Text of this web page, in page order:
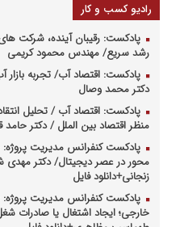
رادیو کسب و کار
پادکست: رقیبان آینده، شرکت
رشد سریع/ مهندس محمود کریمی
پادکست: اقتصاد آب/ تجربه بازار
دکتر محمد وصال
پادکست: اقتصاد آب / تحلیل
منظر اقتصاد بین الملل / دکتر
پادکست کنفرانس مدیریت پروژه:
محور در عصر دیجیتال/ دکتر مهدی
زنجانی+دانلود فایل
پادکست کنفرانس مدیریت پروژه:
خارجی؛ ایجاد اشتغال یا صادرات